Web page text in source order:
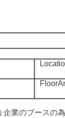
企業のブースの